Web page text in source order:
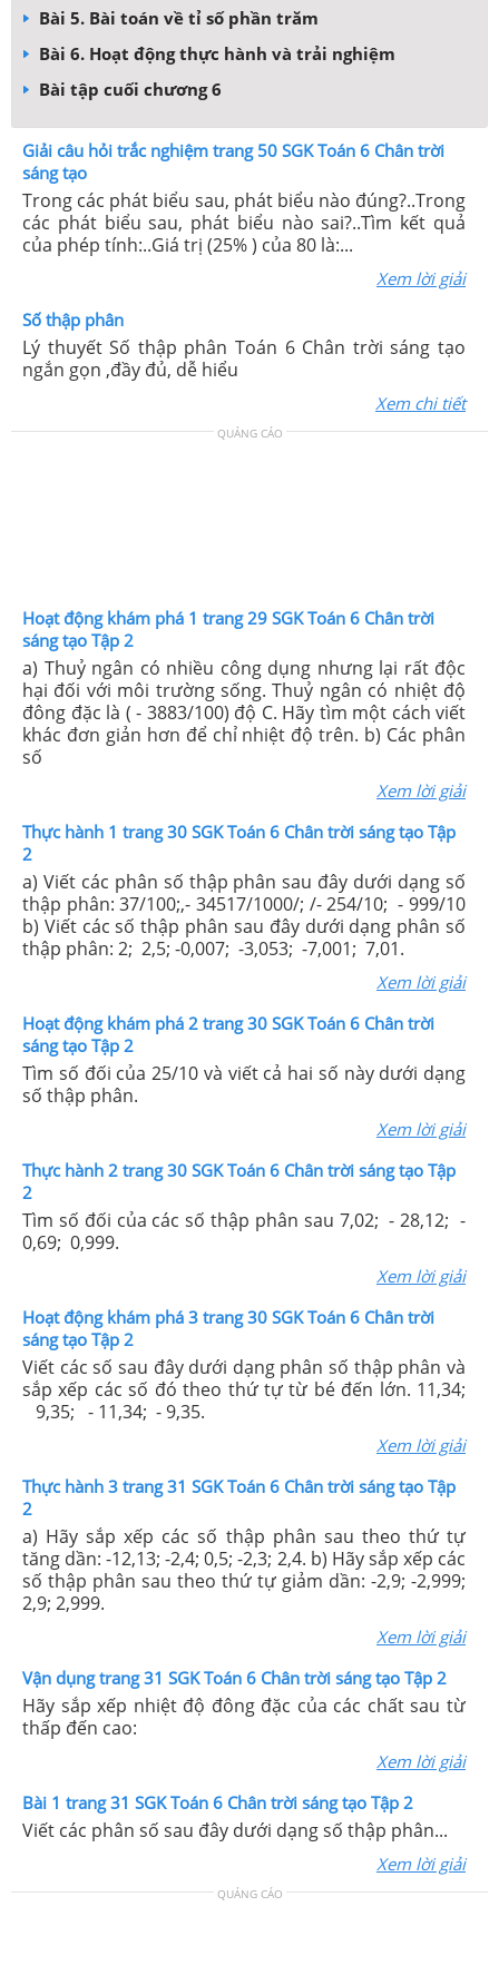
Bài 5. Bài toán về tỉ số phần trăm
Bài 6. Hoạt động thực hành và trải nghiệm
Bài tập cuối chương 6
Giải câu hỏi trắc nghiệm trang 50 SGK Toán 6 Chân trời
sáng tạo
Trong các phát biểu sau, phát biểu nào đúng?..Trong
các phát biểu sau, phát biểu nào sai?..Tìm kết quả
của phép tính:..Giá trị (25% ) của 80 là:...
Xem lời giải
Số thập phân
Lý thuyết Số thập phân Toán 6 Chân trời sáng tạo
ngắn gọn ,đầy đủ, dễ hiểu
Xem chi tiết
QUẢNG CÁO
Hoạt động khám phá 1 trang 29 SGK Toán 6 Chân trời
sáng tạo Tập 2
a) Thuỷ ngân có nhiều công dụng nhưng lại rất độc
hại đối với môi trường sống. Thuỷ ngân có nhiệt độ
đông đặc là ( - 3883/100) độ C. Hãy tìm một cách viết
khác đơn giản hơn để chỉ nhiệt độ trên. b) Các phân
số
Xem lời giải
Thực hành 1 trang 30 SGK Toán 6 Chân trời sáng tạo Tập
2
a) Viết các phân số thập phân sau đây dưới dạng số
thập phân: 37/100;,- 34517/1000/; /- 254/10; - 999/10
b) Viết các số thập phân sau đây dưới dạng phân số
thập phân: 2; 2,5; -0,007; -3,053; -7,001; 7,01.
Xem lời giải
Hoạt động khám phá 2 trang 30 SGK Toán 6 Chân trời
sáng tạo Tập 2
Tìm số đối của 25/10 và viết cả hai số này dưới dạng
số thập phân.
Xem lời giải
Thực hành 2 trang 30 SGK Toán 6 Chân trời sáng tạo Tập
2
Tìm số đối của các số thập phân sau 7,02; - 28,12; -
0,69; 0,999.
Xem lời giải
Hoạt động khám phá 3 trang 30 SGK Toán 6 Chân trời
sáng tạo Tập 2
Viết các số sau đây dưới dạng phân số thập phân và
sắp xếp các số đó theo thứ tự từ bé đến lớn. 11,34;
9,35; - 11,34; - 9,35.
Xem lời giải
Thực hành 3 trang 31 SGK Toán 6 Chân trời sáng tạo Tập
2
a) Hãy sắp xếp các số thập phân sau theo thứ tự
tăng dần: -12,13; -2,4; 0,5; -2,3; 2,4. b) Hãy sắp xếp các
số thập phân sau theo thứ tự giảm dần: -2,9; -2,999;
2,9; 2,999.
Xem lời giải
Vận dụng trang 31 SGK Toán 6 Chân trời sáng tạo Tập 2
Hãy sắp xếp nhiệt độ đông đặc của các chất sau từ
thấp đến cao:
Xem lời giải
Bài 1 trang 31 SGK Toán 6 Chân trời sáng tạo Tập 2
Viết các phân số sau đây dưới dạng số thập phân...
Xem lời giải
QUẢNG CÁO